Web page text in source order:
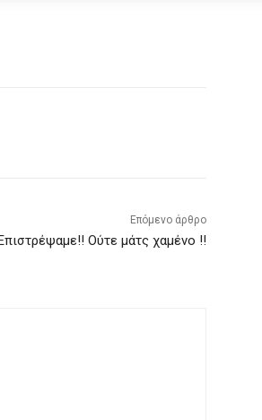
Επόμενο άρθρο
Ούτε μάτς χαμένο !!